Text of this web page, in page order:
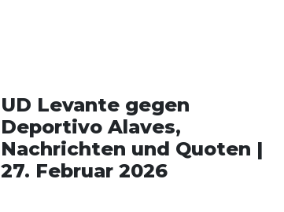
UD Levante gegen
Deportivo Alaves,
Nachrichten und Quoten |
27. Februar 2026